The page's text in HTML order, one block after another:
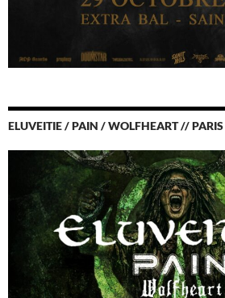
ELUVEITIE / PAIN / WOLFHEART // PARIS